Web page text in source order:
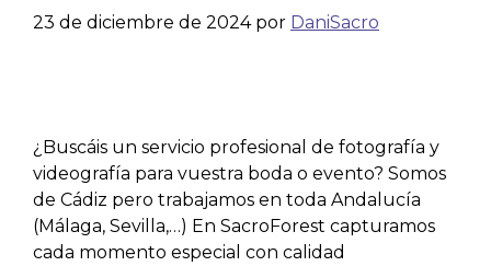
23 de diciembre de 2024 por DaniSacro
¿Buscáis un servicio profesional de fotografía y
videografía para vuestra boda o evento? Somos
de Cádiz pero trabajamos en toda Andalucía
(Málaga, Sevilla,…) En SacroForest capturamos
cada momento especial con calidad